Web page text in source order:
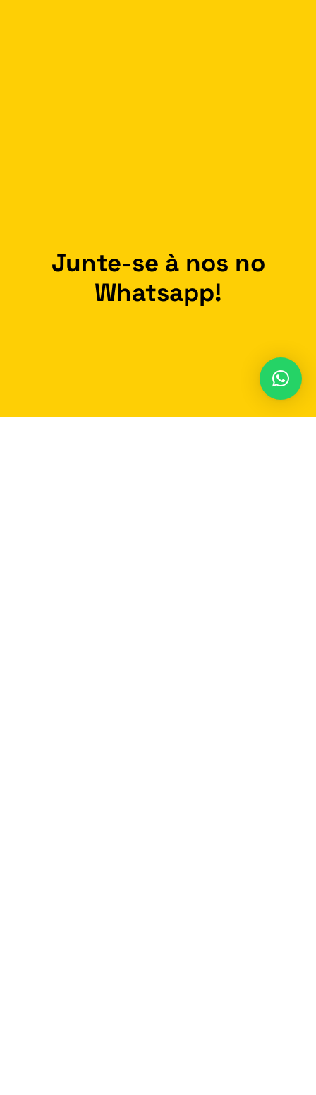
Junte-se à nos no
Whatsapp!